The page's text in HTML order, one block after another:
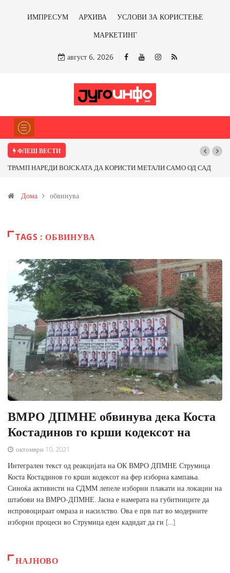
ИМПРЕСУМ АРХИВА
УСЛОВИ ЗА КОРИСТЕЊЕ
МАРКЕТИНГ
август 6, 2026
ФЛЕШ ВЕСТИ
ТРАМП НАРЕДИ ВОЈСКАТА ДА КОРИСТИ МЕТАЛИ САМО ОД САД
Иловица и со антимонот?
Дома обвинува
TAGS : ОБВИНУВА
ВМРО ДПМНЕ обвинува дека Коста
Костадинов го крши кодексот на
октомври 10, 2021
Интегрален текст од реакцијата на ОК ВМРО ДПМНЕ Струмица
Коста Костадинов го крши кодексот на фер изборна кампања.
Синоќа активисти на СДММ лепеле изборни плакати на локации на
штабови на ВМРО-ДПМНЕ. Јасна е намерата на губитниците да
испровоцираат омраза и насилство. Ова е прв пат во модерните
изборни процеси во Струмица еден кадидат да ги […]
НАЈНОВО